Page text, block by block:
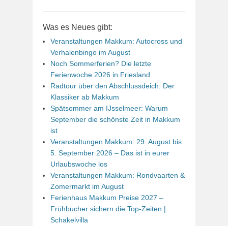
Was es Neues gibt:
Veranstaltungen Makkum: Autocross und
Verhalenbingo im August
Noch Sommerferien? Die letzte
Ferienwoche 2026 in Friesland
Radtour über den Abschlussdeich: Der
Klassiker ab Makkum
Spätsommer am IJsselmeer: Warum
September die schönste Zeit in Makkum
ist
Veranstaltungen Makkum: 29. August bis
5. September 2026 – Das ist in eurer
Urlaubswoche los
Veranstaltungen Makkum: Rondvaarten &
Zomermarkt im August
Ferienhaus Makkum Preise 2027 –
Frühbucher sichern die Top-Zeiten |
Schakelvilla